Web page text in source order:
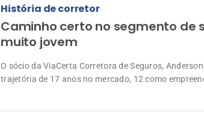
História de corretor
Caminho certo no segmento de
muito jovem
O sócio da ViaCerta Corretora de Seguros,
trajetória de 17 anos no mercado, 12 como